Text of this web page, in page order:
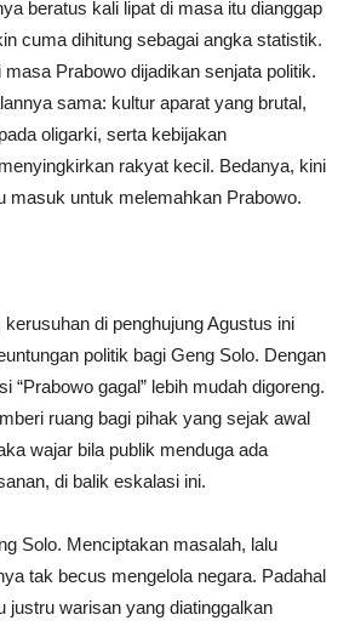
beratus kali lipat di masa itu dianggap
cuma dihitung sebagai angka statistik.
Prabowo dijadikan senjata politik.
sama: kultur aparat yang brutal,
oligarki, serta kebijakan
rakyat kecil. Bedanya, kini
masuk untuk melemahkan Prabowo.
di penghujung Agustus ini
politik bagi Geng Solo. Dengan
“Prabowo gagal” lebih mudah digoreng.
ruang bagi pihak yang sejak awal
wajar bila publik menduga ada
di balik eskalasi ini.
Solo. Menciptakan masalah, lalu
tak becus mengelola negara. Padahal
justru warisan yang diatinggalkan